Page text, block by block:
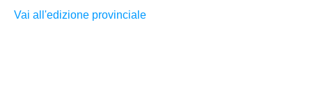
Vai all'edizione provinciale